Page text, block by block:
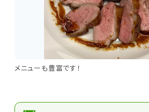
メニューも豊富です！